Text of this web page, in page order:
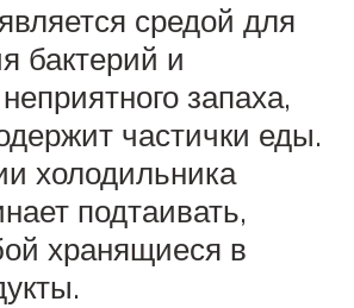
средой для
бактерий и
запаха,
частички еды.
холодильника
подтаивать,
хранящиеся в